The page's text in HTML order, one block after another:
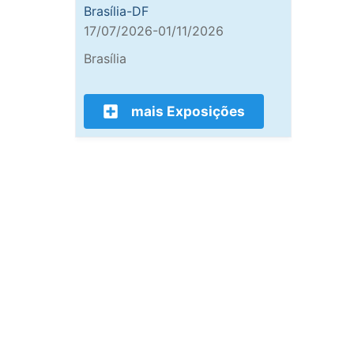
Brasília-DF
17/07/2026-01/11/2026
Brasília
mais Exposições